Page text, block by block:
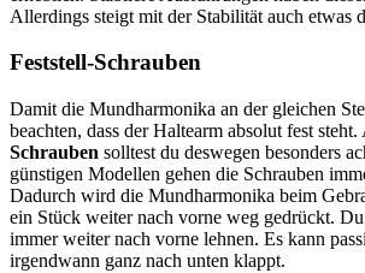
Allerdings steigt mit der Stabilität auch etwas
Feststell-Schrauben
Damit die Mundharmonika an der gleichen
beachten, dass der Haltearm absolut fest
Schrauben solltest du deswegen besonders
günstigen Modellen gehen die Schrauben
Dadurch wird die Mundharmonika beim
ein Stück weiter nach vorne weg gedrückt.
immer weiter nach vorne lehnen. Es kann
irgendwann ganz nach unten klappt.